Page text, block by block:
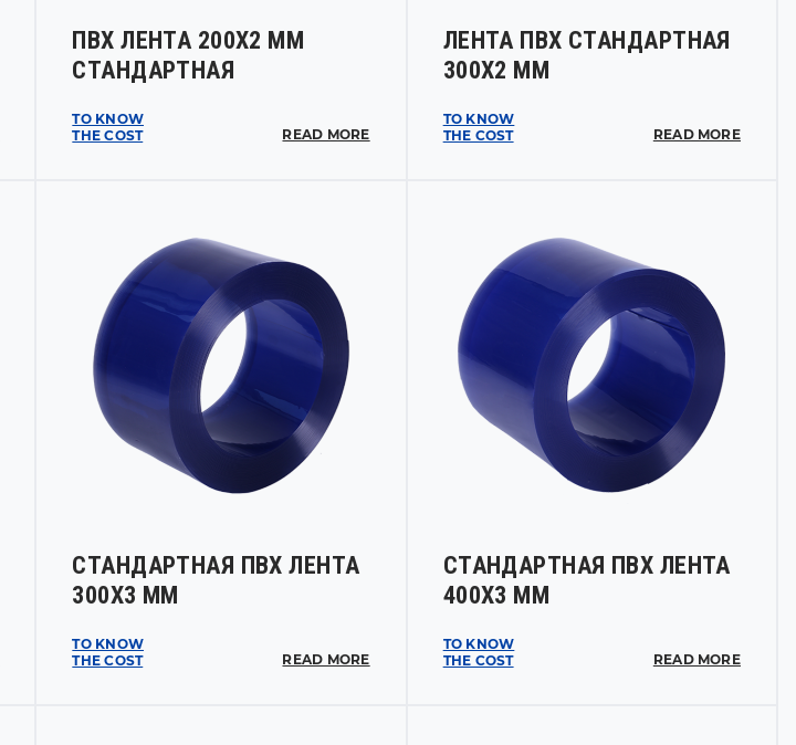
ПВХ ЛЕНТА 200Х2 ММ
СТАНДАРТНАЯ
TO KNOW
THE COST
READ MORE
ЛЕНТА ПВХ СТАНДАРТНАЯ
300Х2 ММ
TO KNOW
THE COST
READ MORE
СТАНДАРТНАЯ ПВХ ЛЕНТА
300Х3 ММ
TO KNOW
THE COST
READ MORE
СТАНДАРТНАЯ ПВХ ЛЕНТА
400Х3 ММ
TO KNOW
THE COST
READ MORE